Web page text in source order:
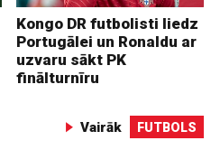
Kongo DR futbolisti liedz
Portugālei un Ronaldu ar
uzvaru sākt PK
finālturnīru
Vairāk FUTBOLS